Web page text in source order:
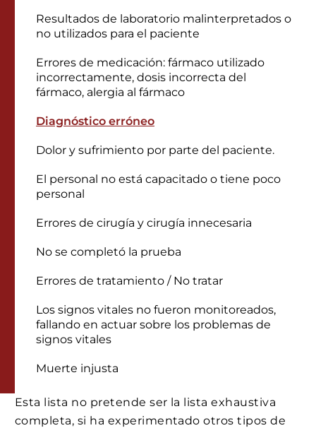
Resultados de laboratorio malinterpretados o
no utilizados para el paciente
Errores de medicación: fármaco utilizado
incorrectamente, dosis incorrecta del
fármaco, alergia al fármaco
Diagnóstico erróneo
Dolor y sufrimiento por parte del paciente.
El personal no está capacitado o tiene poco
personal
Errores de cirugía y cirugía innecesaria
No se completó la prueba
Errores de tratamiento / No tratar
Los signos vitales no fueron monitoreados,
fallando en actuar sobre los problemas de
signos vitales
Muerte injusta
Esta lista no pretende ser la lista exhaustiva
completa, si ha experimentado otros tipos de